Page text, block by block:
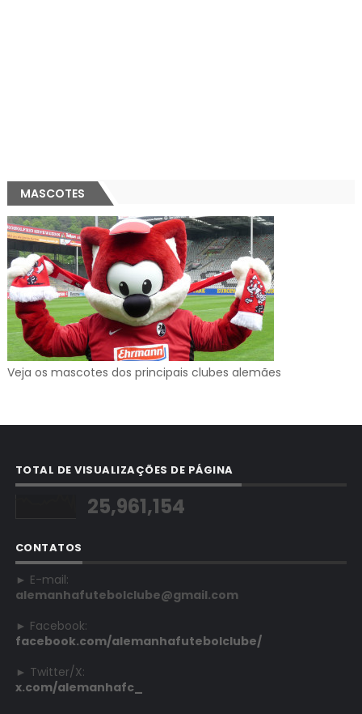
MASCOTES
Veja os mascotes dos principais clubes alemães
TOTAL DE VISUALIZAÇÕES DE PÁGINA
25,961,154
CONTATOS
► E-mail:
alemanhafutebolclube@gmail.com
► Facebook:
facebook.com/alemanhafutebolclube/
► Twitter/X:
x.com/alemanhafc_